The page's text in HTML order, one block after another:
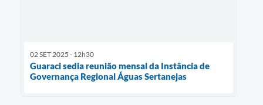
02 SET 2025 - 12h30
​Guaraci sedia reunião mensal da Instância de
Governança Regional Águas Sertanejas